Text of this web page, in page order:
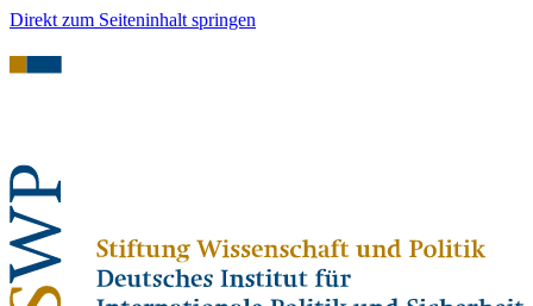
Direkt zum Seiteninhalt springen